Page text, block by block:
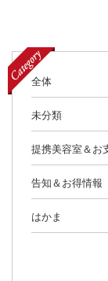
全体
未分類
提携美容室＆お
告知＆お得情報
はかま